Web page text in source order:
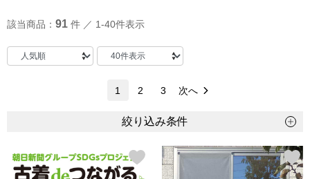
該当商品： 91 件 ／ 1-40件表示
1 2 3 次へ
絞り込み条件